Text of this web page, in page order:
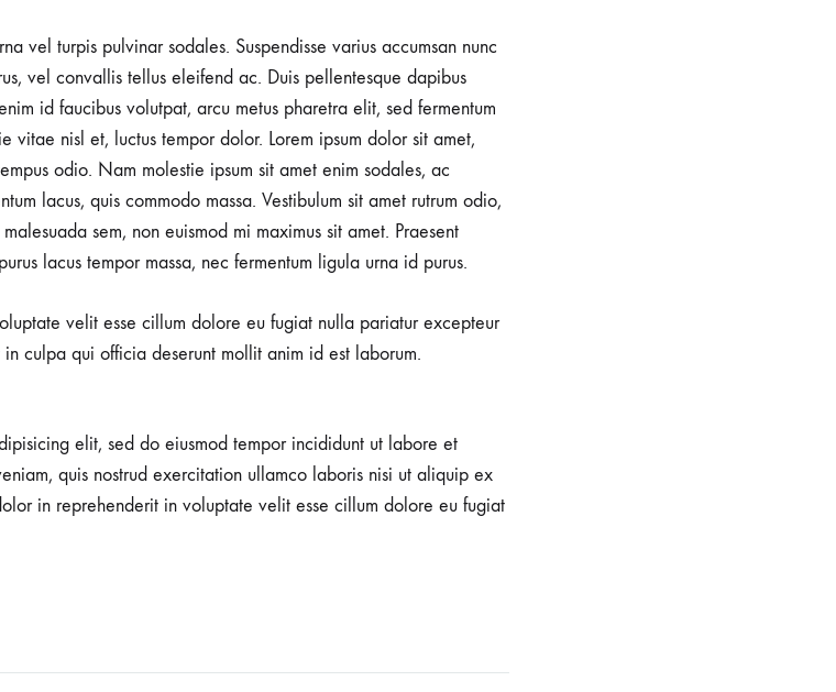
vel turpis pulvinar sodales. Suspendisse varius accumsan nunc
vel convallis tellus eleifend ac. Duis pellentesque dapibus
id faucibus volutpat, arcu metus pharetra elit, sed fermentum
vitae nisl et, luctus tempor dolor. Lorem ipsum dolor sit amet,
odio. Nam molestie ipsum sit amet enim sodales, ac
lacus, quis commodo massa. Vestibulum sit amet rutrum odio,
sem, non euismod mi maximus sit amet. Praesent
lacus tempor massa, nec fermentum ligula urna id purus.
velit esse cillum dolore eu fugiat nulla pariatur excepteur
culpa qui officia deserunt mollit anim id est laborum.
elit, sed do eiusmod tempor incididunt ut labore et
quis nostrud exercitation ullamco laboris nisi ut aliquip ex
in reprehenderit in voluptate velit esse cillum dolore eu fugiat